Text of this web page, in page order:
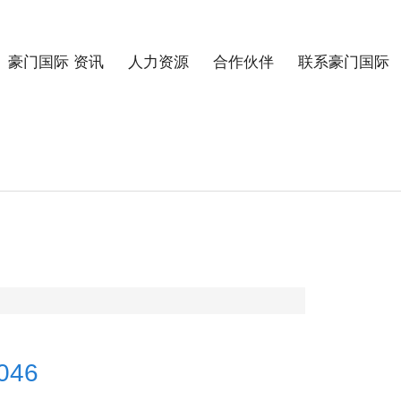
豪门国际 资讯 人力资源 合作伙伴 联系豪门国际